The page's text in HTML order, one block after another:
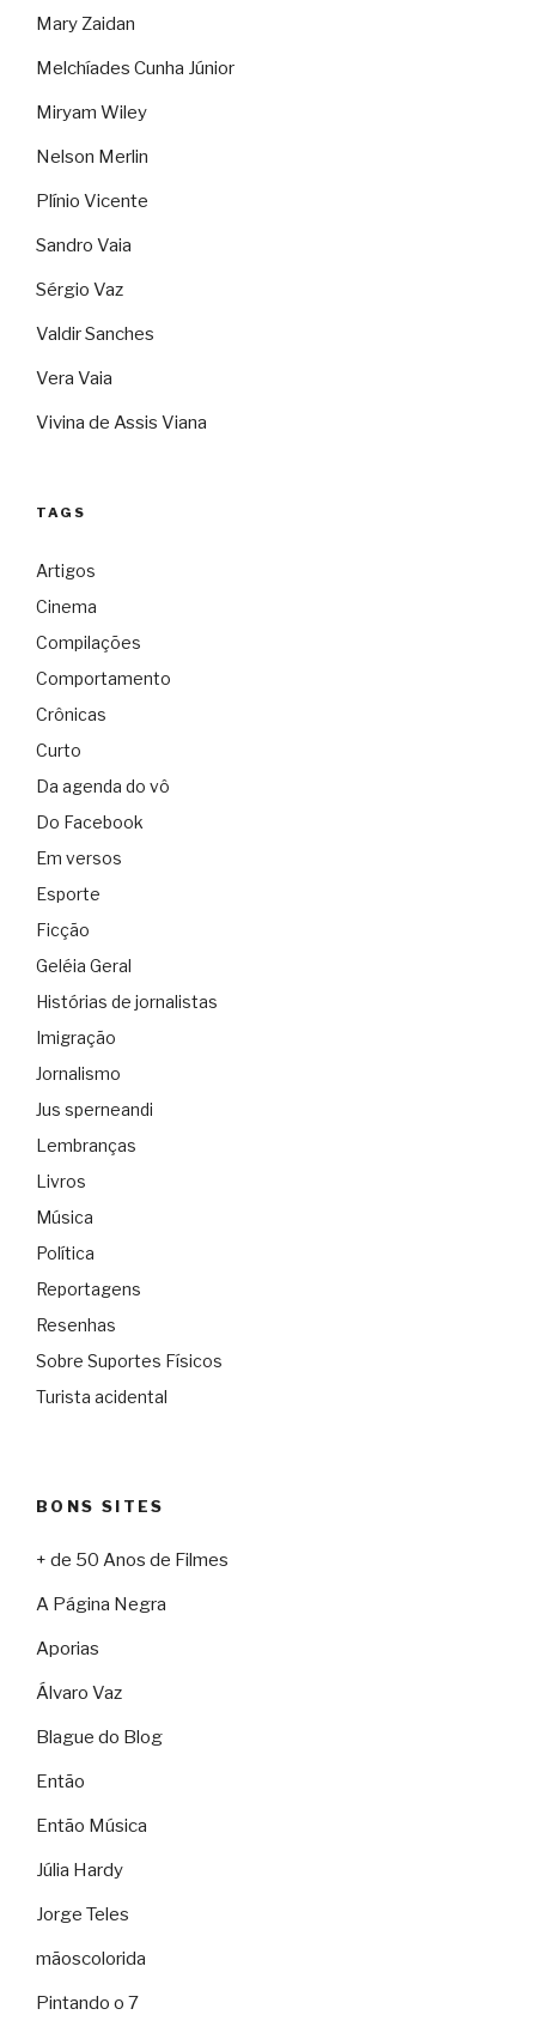
Mary Zaidan
Melchíades Cunha Júnior
Miryam Wiley
Nelson Merlin
Plínio Vicente
Sandro Vaia
Sérgio Vaz
Valdir Sanches
Vera Vaia
Vivina de Assis Viana
TAGS
Artigos
Cinema
Compilações
Comportamento
Crônicas
Curto
Da agenda do vô
Do Facebook
Em versos
Esporte
Ficção
Geléia Geral
Histórias de jornalistas
Imigração
Jornalismo
Jus sperneandi
Lembranças
Livros
Música
Política
Reportagens
Resenhas
Sobre Suportes Físicos
Turista acidental
BONS SITES
+ de 50 Anos de Filmes
A Página Negra
Aporias
Álvaro Vaz
Blague do Blog
Então
Então Música
Júlia Hardy
Jorge Teles
mãoscolorida
Pintando o 7